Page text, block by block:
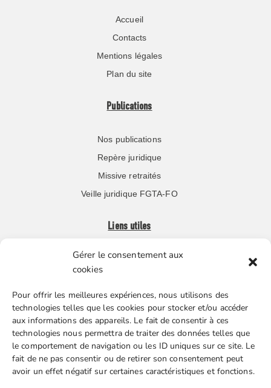
Gérer le consentement aux
cookies
Pour offrir les meilleures expériences, nous utilisons des
technologies telles que les cookies pour stocker et/ou accéder
aux informations des appareils. Le fait de consentir à ces
technologies nous permettra de traiter des données telles que
le comportement de navigation ou les ID uniques sur ce site. Le
fait de ne pas consentir ou de retirer son consentement peut
avoir un effet négatif sur certaines caractéristiques et fonctions.
Accueil
Contacts
Mentions légales
Plan du site
Publications
Nos publications
Repère juridique
Missive retraités
Veille juridique FGTA-FO
Liens utiles
Boutique en ligne
Nos partenaires
Gestion des cookies
FGTA-FO / 15 avenue Victor Hugo – 92170 Vanves / 01 86